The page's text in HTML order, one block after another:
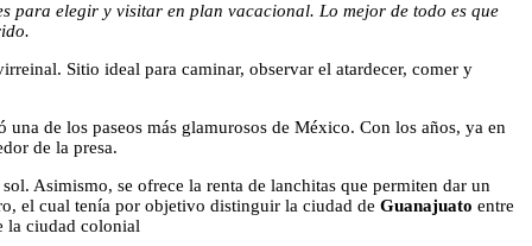
para elegir y visitar en plan vacacional. Lo mejor de todo es que
Sitio ideal para caminar, observar el atardecer, comer y
una de los paseos más glamurosos de México. Con los años, ya en
de la presa.
Asimismo, se ofrece la renta de lanchitas que permiten dar un
el cual tenía por objetivo distinguir la ciudad de Guanajuato entre
la ciudad colonial